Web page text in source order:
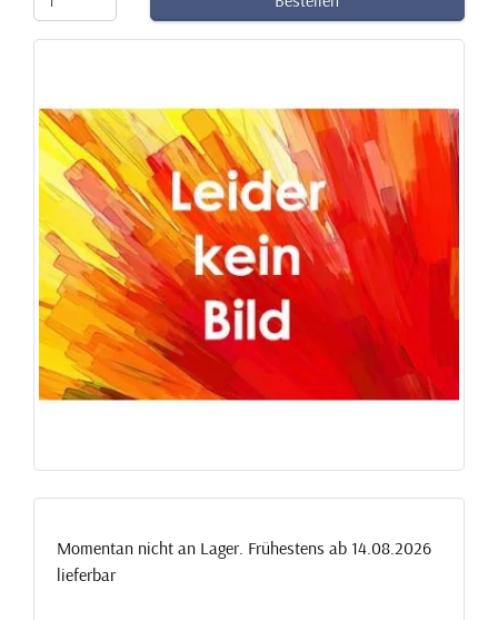
Momentan nicht an Lager. Frühestens ab 14.08.2026
lieferbar